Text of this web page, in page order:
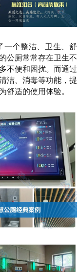
一个整洁、卫生、舒
公厕常常存在卫生不
不便和困扰。而通过
洁、消毒等功能，提
舒适的使用体验。